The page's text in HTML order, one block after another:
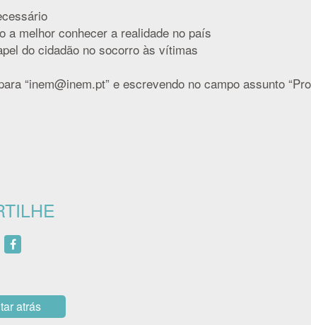
a melhor conhecer a realidade no país
do cidadão no socorro às vítimas
“inem@inem.pt” e escrevendo no campo assunto
atrás